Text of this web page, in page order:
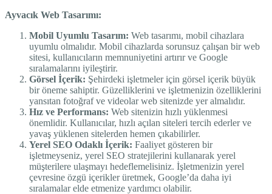
Ayvacık Web Tasarımı:
Mobil Uyumlu Tasarım: Web tasarımı, mobil cihazlara
uyumlu olmalıdır. Mobil cihazlarda sorunsuz çalışan bir web
sitesi, kullanıcıların memnuniyetini artırır ve Google
sıralamalarını iyileştirir.
Görsel İçerik: Şehirdeki işletmeler için görsel içerik büyük
bir öneme sahiptir. Güzelliklerini ve işletmenizin özelliklerini
yansıtan fotoğraf ve videolar web sitenizde yer almalıdır.
Hız ve Performans: Web sitenizin hızlı yüklenmesi
önemlidir. Kullanıcılar, hızlı açılan siteleri tercih ederler ve
yavaş yüklenen sitelerden hemen çıkabilirler.
Yerel SEO Odaklı İçerik: Faaliyet gösteren bir
işletmeyseniz, yerel SEO stratejilerini kullanarak yerel
müşterilere ulaşmayı hedeflemelisiniz. İşletmenizin yerel
çevresine özgü içerikler üretmek, Google’da daha iyi
sıralamalar elde etmenize yardımcı olabilir.